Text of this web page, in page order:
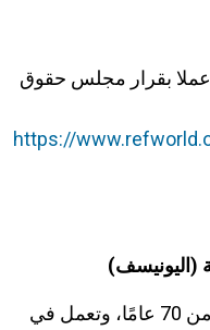
عملا بقرار مجلس حقوق
https://
(اليونيسف)
تعمل اليونيسف في لبنان منذ أكثر من 70 عامًا، وتعمل في